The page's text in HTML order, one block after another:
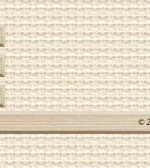
©